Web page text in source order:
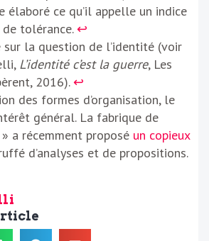
élaboré ce qu’il appelle un indice
tolérance.↩︎
sur la question de l’identité (voir
L’identité c’est la guerre, Les
2016).↩︎
des formes d’organisation, le
général. La fabrique de
a récemment proposé un copieux
d’analyses et de propositions.